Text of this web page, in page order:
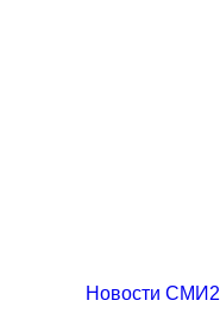
Новости СМИ2